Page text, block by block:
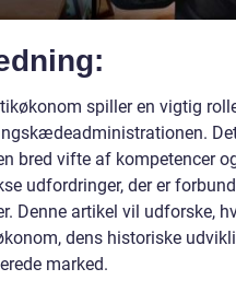
spiller en vigtig
bred vifte af kompetencer
udfordringer, der er
Denne artikel vil udforske,
dens historiske
marked.